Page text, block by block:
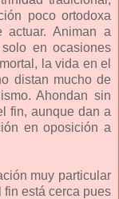
poco ortodoxa
Animan a
en ocasiones
la vida en el
distan mucho de
Ahondan sin
fin, aunque dan a
en oposición a
muy particular
está cerca pues